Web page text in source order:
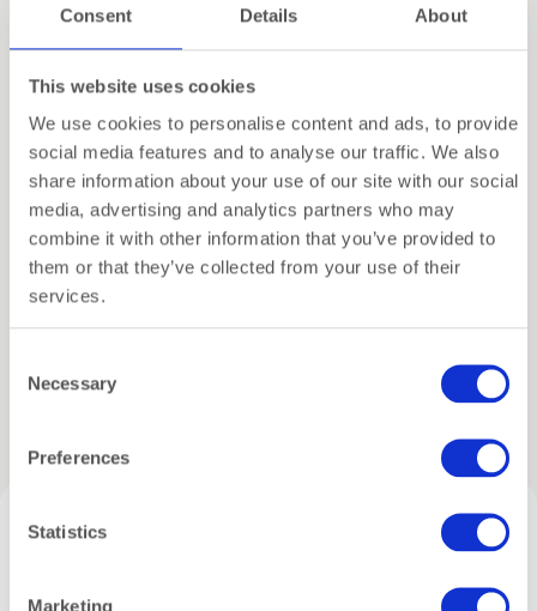
Consent Details About
This website uses cookies
We use cookies to personalise content and ads, to provide
social media features and to analyse our traffic. We also
share information about your use of our site with our social
media, advertising and analytics partners who may
combine it with other information that you’ve provided to
them or that they’ve collected from your use of their
services.
Selection
Necessary
Preferences
Statistics
Marketing
terwijl het fluweel voor diepte en zachtheid zorgt.
Daardoor voelt het etui modern en verfijnd tegelijk.
De geborduurde quote “cute curious crazy”
Doordachte details met een luxe afwerking
Elke keuze in ditfluwelen pennenetuiis bewust
gemaakt. De goudkleurige metalen rits zorgt voor
een warme, elegante glans. De metallic leren
trekker maakt het geheel helemaal af. De vorm is
flexibel maar toch stevig, waardoor het etui
makkelijk in een handtas, werktas of reisetui past.
Compact, veelzijdig en ideaal voor elke dag
make-up of een bril. Met het formaat 23 × 6 × 6 cm
blijft het compact, maar toch ruim genoeg voor
werk, onderweg of als stijlvolle opberger in je tas.
Meer lezen
Specificaties
Verzending
Inpakservice